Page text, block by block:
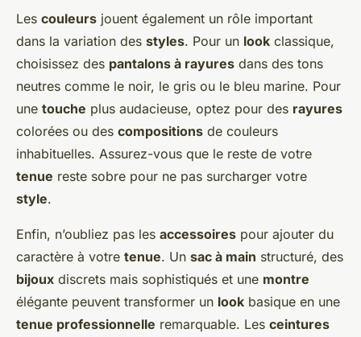
Les couleurs jouent également un rôle important
dans la variation des styles. Pour un look classique,
choisissez des pantalons à rayures dans des tons
neutres comme le noir, le gris ou le bleu marine. Pour
une touche plus audacieuse, optez pour des rayures
colorées ou des compositions de couleurs
inhabituelles. Assurez-vous que le reste de votre
tenue reste sobre pour ne pas surcharger votre
style.
Enfin, n’oubliez pas les accessoires pour ajouter du
caractère à votre tenue. Un sac à main structuré, des
bijoux discrets mais sophistiqués et une montre
élégante peuvent transformer un look basique en une
tenue professionnelle remarquable. Les ceintures